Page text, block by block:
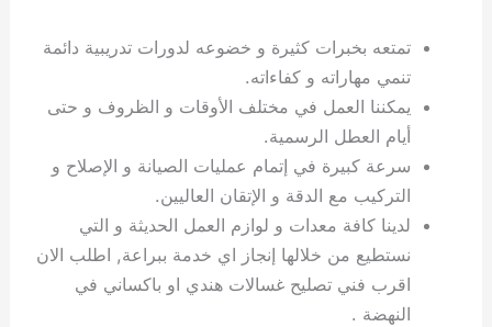
تمتعه بخبرات كثيرة و خضوعه لدورات تدريبية دائمة
تنمي مهاراته و كفاءاته.
يمكننا العمل في مختلف الأوقات و الظروف و حتى
أيام العطل الرسمية.
سرعة كبيرة في إتمام عمليات الصيانة و الإصلاح و
التركيب مع الدقة و الإتقان العاليين.
لدينا كافة معدات و لوازم العمل الحديثة و التي
نستطيع من خلالها إنجاز اي خدمة ببراعة, اطلب الان
اقرب فني تصليح غسالات هندي او باكساني في
النهضة .